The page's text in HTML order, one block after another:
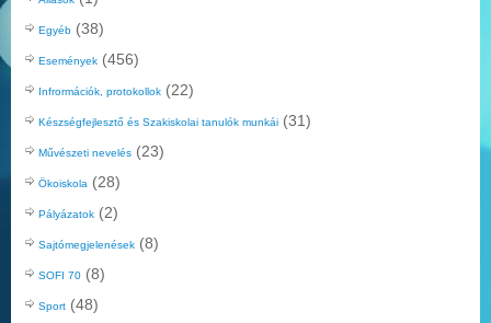
Egyéb (38)
Események (456)
Infrormációk, protokollok (22)
Készségfejlesztő és Szakiskolai tanulók munkái (31)
Művészeti nevelés (23)
Ökoiskola (28)
Pályázatok (2)
Sajtómegjelenések (8)
SOFI 70 (8)
Sport (48)